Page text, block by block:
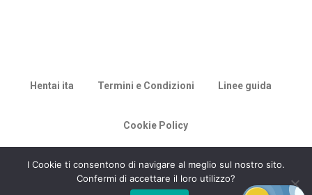
Hentai ita Termini e Condizioni Linee guida
Cookie Policy
© 2026 Racconti di Milù.
I Cookie ti consentono di navigare al meglio sul nostro sito.
Confermi di accettare il loro utilizzo?